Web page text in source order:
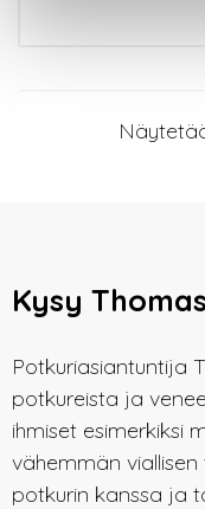
Kysy Thomas
Potkuriasiantuntija
potkureista ja
ihmiset esimerkiksi
vähemmän
potkurin kanssa ja